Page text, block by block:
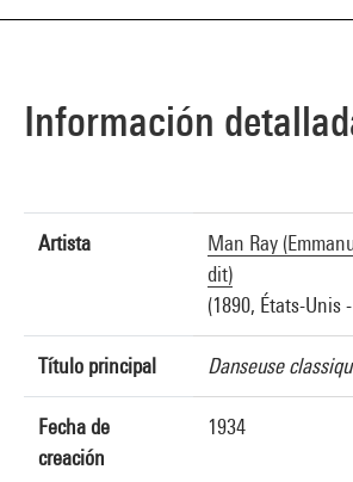
Información
Artista
Man Ray
dit)
(1890, États-Unis
Título principal Danseuse
Fecha de
creación
1934